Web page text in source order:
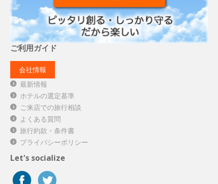
ご利用ガイド
会社情報
最新情報
ホテルの選定基準
ご来店での旅行相談
よくある質問
旅行約款・条件書
プライバシーポリシー
Let's socialize